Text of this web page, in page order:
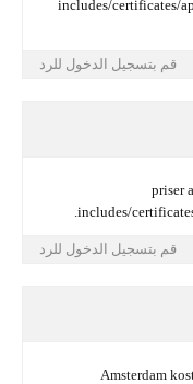
includes/
الدخول للرد
includes/
الدخول للرد